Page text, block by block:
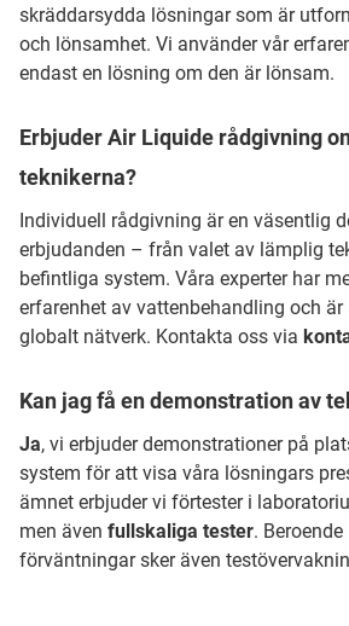
skräddarsydda lösningar som är
och lönsamhet. Vi använder vår
endast en lösning om den är lönsam.
Erbjuder Air Liquide rådgivning
teknikerna?
Individuell rådgivning är en väsentlig
erbjudanden – från valet av lämplig
befintliga system. Våra experter har
erfarenhet av vattenbehandling och
globalt nätverk. Kontakta oss via
Kan jag få en demonstration av
Ja, vi erbjuder demonstrationer på
system för att visa våra lösningars
ämnet erbjuder vi förtester i
men även fullskaliga tester.
förväntningar sker även